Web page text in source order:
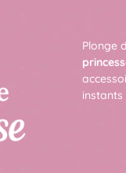
Plonge
instants